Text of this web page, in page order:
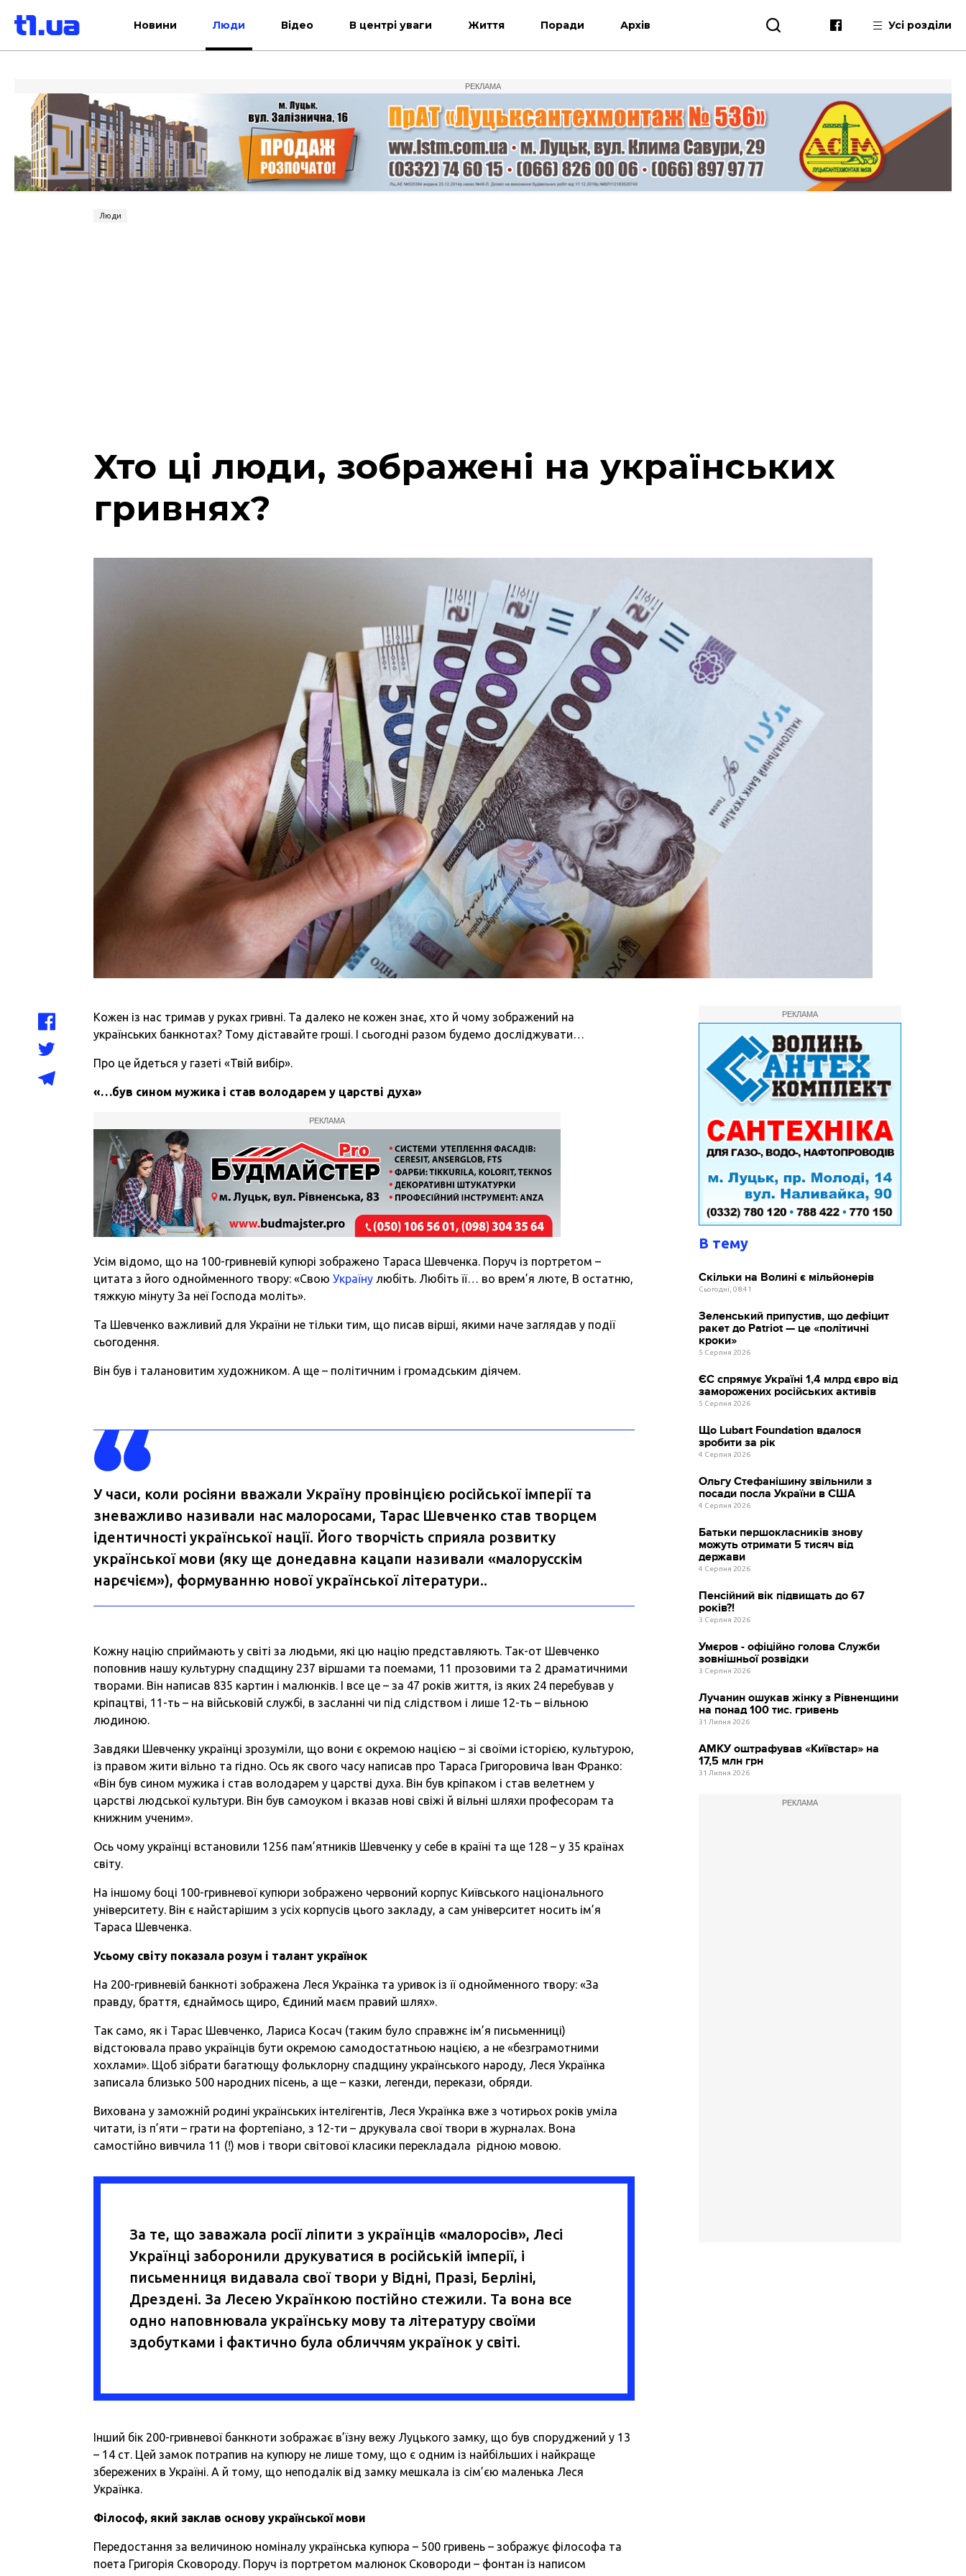
Новини Люди Відео В центрі уваги Життя Поради Архів Усі розділи
РЕКЛАМА
Люди
Хто ці люди, зображені на українських
гривнях?
Кожен із нас тримав у руках гривні. Та далеко не кожен знає, хто й чому зображений на
українських банкнотах? Тому діставайте гроші. І сьогодні разом будемо досліджувати…
Про це йдеться у газеті «Твій вибір».
«…був сином мужика і став володарем у царстві духа»
РЕКЛАМА
Усім відомо, що на 100-гривневій купюрі зображено Тараса Шевченка. Поруч із портретом –
цитата з його однойменного твору: «СвоюУкраїну любіть. Любіть її… во врем’я люте, В остатню,
тяжкую мінуту За неї Господа моліть».
Та Шевченко важливий для України не тільки тим, що писав вірші, якими наче заглядав у події
сьогодення.
Він був і талановитим художником. А ще – політичним і громадським діячем.
У часи, коли росіяни вважали Україну провінцією російської імперії та
зневажливо називали нас малоросами, Тарас Шевченко став творцем
ідентичності української нації. Його творчість сприяла розвитку
української мови (яку ще донедавна кацапи називали «малорусскім
нарєчієм»), формуванню нової української літератури..
Кожну націю сприймають у світі за людьми, які цю націю представляють. Так-от Шевченко
поповнив нашу культурну спадщину 237 віршами та поемами, 11 прозовими та 2 драматичними
творами. Він написав 835 картин і малюнків. І все це – за 47 років життя, із яких 24 перебував у
кріпацтві, 11-ть – на військовій службі, в засланні чи під слідством і лише 12-ть – вільною
людиною.
Завдяки Шевченку українці зрозуміли, що вони є окремою нацією – зі своїми історією, культурою,
із правом жити вільно та гідно. Ось як свого часу написав про Тараса Григоровича Іван Франко:
«Він був сином мужика і став володарем у царстві духа. Він був кріпаком і став велетнем у
царстві людської культури. Він був самоуком і вказав нові свіжі й вільні шляхи професорам та
книжним ученим».
Ось чому українці встановили 1256 пам’ятників Шевченку у себе в країні та ще 128 – у 35 країнах
світу.
На іншому боці 100-гривневої купюри зображено червоний корпус Київського національного
університету. Він є найстарішим з усіх корпусів цього закладу, а сам університет носить ім’я
Тараса Шевченка.
Усьому світу показала розум і талант українок
На 200-гривневій банкноті зображена Леся Українка та уривок із її однойменного твору: «За
правду, браття, єднаймось щиро, Єдиний маєм правий шлях».
Так само, як і Тарас Шевченко, Лариса Косач (таким було справжнє ім’я письменниці)
відстоювала право українців бути окремою самодостатньою нацією, а не «безграмотними
хохлами». Щоб зібрати багатющу фольклорну спадщину українського народу, Леся Українка
записала близько 500 народних пісень, а ще – казки, легенди, перекази, обряди.
Вихована у заможній родині українських інтелігентів, Леся Українка вже з чотирьох років уміла
читати, із п’яти – грати на фортепіано, з 12-ти – друкувала свої твори в журналах. Вона
самостійно вивчила 11 (!) мов і твори світової класики перекладала рідною мовою.
За те, що заважала росії ліпити з українців «малоросів», Лесі
Українці заборонили друкуватися в російській імперії, і
письменниця видавала свої твори у Відні, Празі, Берліні,
Дрездені. За Лесею Українкою постійно стежили. Та вона все
одно наповнювала українську мову та літературу своїми
здобутками і фактично була обличчям українок у світі.
Інший бік 200-гривневої банкноти зображає в’їзну вежу Луцького замку, що був споруджений у 13
– 14 ст. Цей замок потрапив на купюру не лише тому, що є одним із найбільших і найкраще
збережених в Україні. А й тому, що неподалік від замку мешкала із сім’єю маленька Леся
Українка.
Філософ, який заклав основу української мови
Передостання за величиною номіналу українська купюра – 500 гривень – зображує філософа та
поета Григорія Сковороду. Поруч із портретом малюнок Сковороди – фонтан із написом
РЕКЛАМА
В тему
Скільки на Волині є мільйонерів
Сьогодні, 08:41
Зеленський припустив, що дефіцит
ракет до Patriot — це «політичні
кроки»
5 Серпня 2026
ЄС спрямує Україні 1,4 млрд євро від
заморожених російських активів
5 Серпня 2026
Що Lubart Foundation вдалося
зробити за рік
4 Серпня 2026
Ольгу Стефанішину звільнили з
посади посла України в США
4 Серпня 2026
Батьки першокласників знову
можуть отримати 5 тисяч від
держави
4 Серпня 2026
Пенсійний вік підвищать до 67
років?!
3 Серпня 2026
Умєров - офіційно голова Служби
зовнішньої розвідки
3 Серпня 2026
Лучанин ошукав жінку з Рівненщини
на понад 100 тис. гривень
31 Липня 2026
АМКУ оштрафував «Київстар» на
17,5 млн грн
31 Липня 2026
РЕКЛАМА